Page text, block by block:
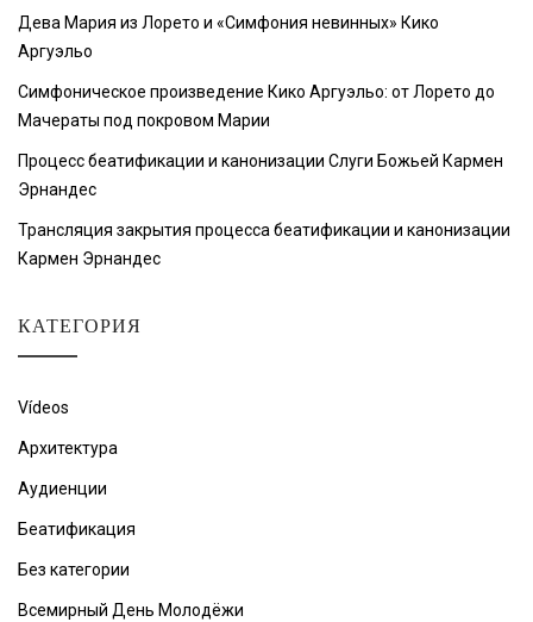
Дева Мария из Лорето и «Симфония невинных» Кико
Аргуэльо
Симфоническое произведение Кико Аргуэльо: от Лорето до
Мачераты под покровом Марии
Процесс беатификации и канонизации Слуги Божьей Кармен
Эрнандес
Трансляция закрытия процесса беатификации и канонизации
Кармен Эрнандес
КАТЕГОРИЯ
Vídeos
Архитектура
Аудиенции
Беатификация
Без категории
Всемирный День Молодёжи